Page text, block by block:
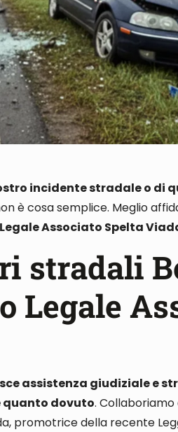
incidente stradale o di
è cosa semplice. Meglio
Associato Spelta
stradali
Legale
assistenza giudiziale e
quanto dovuto.Collaboriamo
promotrice della recente